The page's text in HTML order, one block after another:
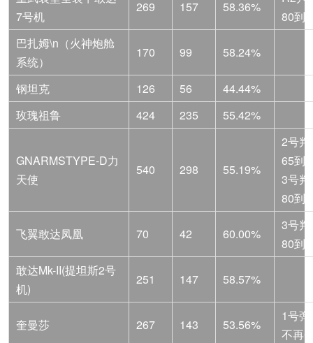
7号机
269 157 58.36%
80到
巴扎姆\n（火神炮舱
系统）
170 99 58.24%
钢坦克 126 56
44.44%
玫瑰祖鲁
424 235 55.42%
GNARMSTYPE-D力
天使
540 298 55.19%
2号
65到
3号
80到
飞翼敢达凤凰 70 42 60.00%
3号
80到
敢达Mk-II(提坦斯2号
机)
251 147 58.57%
奎曼莎 267 143 53.56%
1号
不再